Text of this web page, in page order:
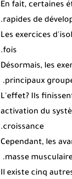
En fait, certaines
rapides de
.
Les exercices
fois.
Désormais, les
principaux
L'effet? Ils
activation du
croissance.
Cependant, les
masse
Il existe cinq